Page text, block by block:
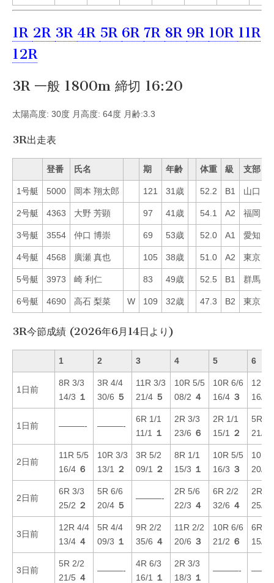
1R 2R 3R 4R 5R 6R 7R 8R 9R 10R 11R
12R
3R 一般 1800m 締切 16:20
太陽高度: 30度 月高度: 64度 月齢:3.3
3R出走表
登番 氏名 期 年齢 体重 級 支部
1号艇 5000 岡本 翔太郎 121 31歳 52.2 B1 山口
2号艇 4363 大野 芳顕 97 41歳 54.1 A2 福岡
3号艇 3554 仲口 博崇 69 53歳 52.0 A1 愛知
4号艇 4568 廣瀬 真也 105 38歳 51.0 A2 東京
5号艇 3973 崎 利仁 83 49歳 52.5 B1 群馬
6号艇 4690 高石 梨菜 W 109 32歳 47.3 B2 東京
3R今節成績 (2026年6月14日より)
1 2 3 4 5 6
1日前
8R 3/3
14/3 １
3R 4/4
30/6 ５
11R 3/3
21/4 ５
10R 5/5
08/2 ４
10R 6/6
16/4 ３
12R
16/3
1日前 ———- ———-
6R 1/1
11/1
１
2R 3/3
23/6 ６
2R 1/1
15/1
２
5R 3/
21/3
2日前
11R 5/5
16/4 ６
10R 3/3
13/1
２
3R 5/2
09/1
２
8R 1/1
15/3 １
10R 5/5
16/3 ３
10R
20/5
2日前
6R 3/3
25/2 ２
5R 6/6
20/4 ５
———-
2R 5/6
22/3 ４
6R 2/2
32/6 ４
2R 3/
25/5
3日前
12R 4/4
13/4 ４
5R 4/4
09/3 １
9R 2/2
35/6 ４
11R 2/2
20/6 ３
10R 6/6
21/2 ６
6R 2/
15/3
3日前
5R 2/2
21/5 ４
———-
4R 6/3
16/1
１
2R 3/3
18/3 １
———-